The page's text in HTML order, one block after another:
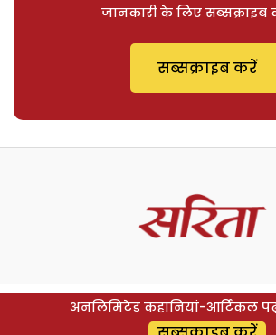
जानकारी के लिए सब्सक्राइब
सब्सक्राइब करें
अनलिमिटेड कहानियां-आर्टिकल